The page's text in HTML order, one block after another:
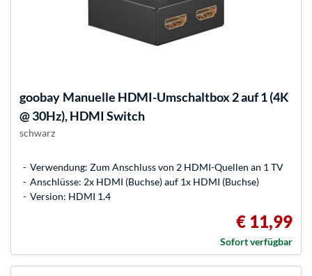
goobay Manuelle HDMI-Umschaltbox 2 auf 1 (4K
@ 30Hz), HDMI Switch
schwarz
Verwendung: Zum Anschluss von 2 HDMI-Quellen an 1 TV
Anschlüsse: 2x HDMI (Buchse) auf 1x HDMI (Buchse)
Version: HDMI 1.4
€ 11,99
Sofort verfügbar